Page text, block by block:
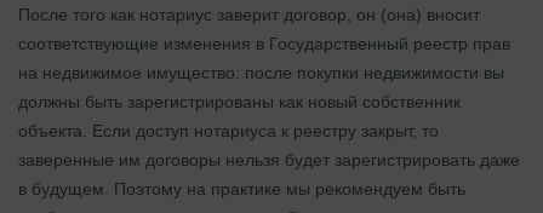
После того как нотариус заверит договор, он (она) вносит
соответствующие изменения в Государственный реестр прав
на недвижимое имущество: после покупки недвижимости вы
должны быть зарегистрированы как новый собственник
объекта. Если доступ нотариуса к реестру закрыт, то
заверенные им договоры нельзя будет зарегистрировать даже
в будущем. Поэтому на практике мы рекомендуем быть